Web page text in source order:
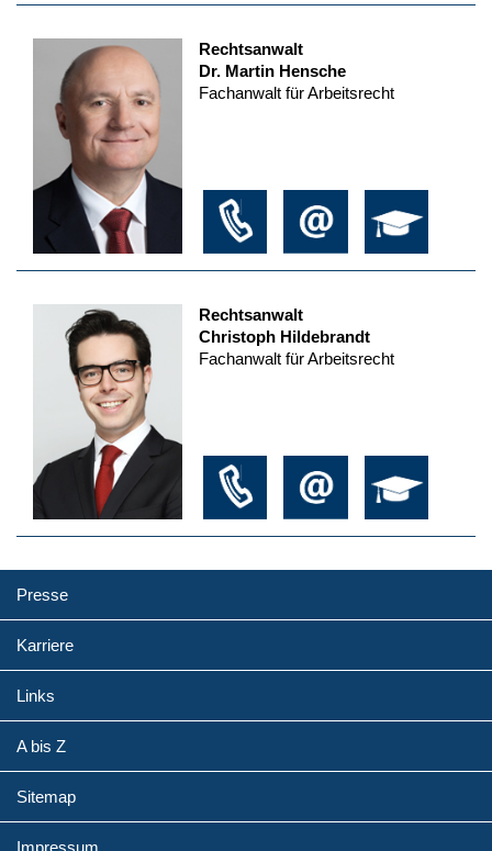
Rechtsanwalt
Dr. Martin Hensche
Fachanwalt für Arbeitsrecht
Rechtsanwalt
Christoph Hildebrandt
Fachanwalt für Arbeitsrecht
Presse
Karriere
Links
A bis Z
Sitemap
Impressum